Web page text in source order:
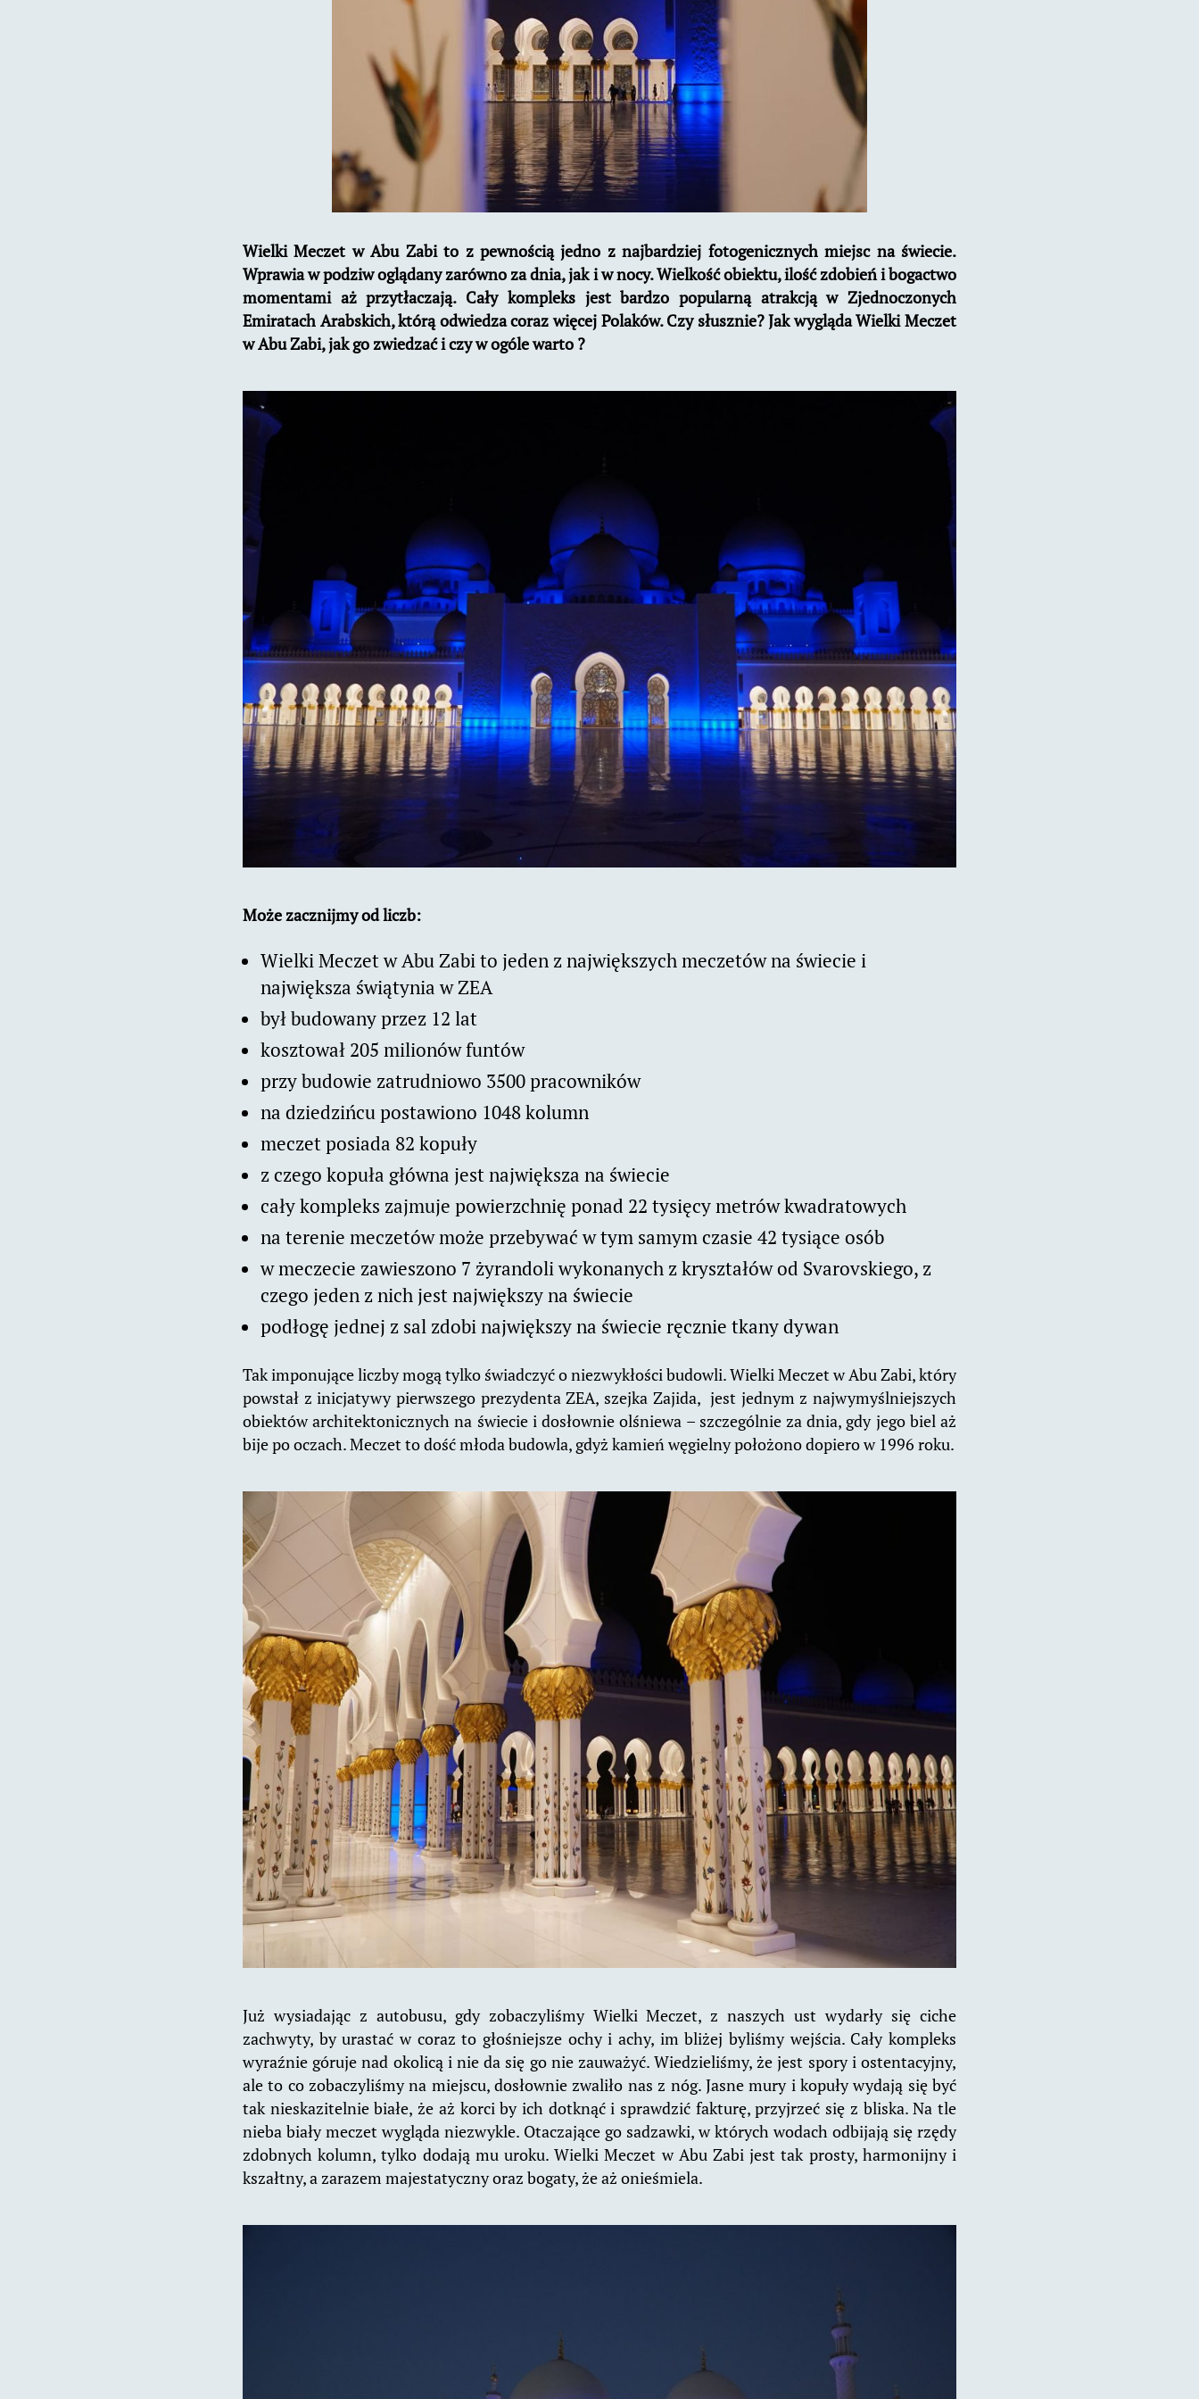
Wielki Meczet w Abu Zabi to z pewnością jedno z najbardziej fotogenicznych miejsc na świecie.
Wprawia w podziw oglądany zarówno za dnia, jak i w nocy. Wielkość obiektu, ilość zdobień i bogactwo
momentami aż przytłaczają. Cały kompleks jest bardzo popularną atrakcją w Zjednoczonych
Emiratach Arabskich, którą odwiedza coraz więcej Polaków. Czy słusznie? Jak wygląda Wielki Meczet
w Abu Zabi, jak go zwiedzać i czy w ogóle warto ?
Może zacznijmy od liczb:
Wielki Meczet w Abu Zabi to jeden z największych meczetów na świecie i
największa świątynia w ZEA
był budowany przez 12 lat
kosztował 205 milionów funtów
przy budowie zatrudniowo 3500 pracowników
na dziedzińcu postawiono 1048 kolumn
meczet posiada 82 kopuły
z czego kopuła główna jest największa na świecie
cały kompleks zajmuje powierzchnię ponad 22 tysięcy metrów kwadratowych
na terenie meczetów może przebywać w tym samym czasie 42 tysiące osób
w meczecie zawieszono 7 żyrandoli wykonanych z kryształów od Svarovskiego, z
czego jeden z nich jest największy na świecie
podłogę jednej z sal zdobi największy na świecie ręcznie tkany dywan
Tak imponujące liczby mogą tylko świadczyć o niezwykłości budowli. Wielki Meczet w Abu Zabi, który
powstał z inicjatywy pierwszego prezydenta ZEA, szejka Zajida, jest jednym z najwymyślniejszych
obiektów architektonicznych na świecie i dosłownie olśniewa – szczególnie za dnia, gdy jego biel aż
bije po oczach. Meczet to dość młoda budowla, gdyż kamień węgielny położono dopiero w 1996 roku.
Już wysiadając z autobusu, gdy zobaczyliśmy Wielki Meczet, z naszych ust wydarły się ciche
zachwyty, by urastać w coraz to głośniejsze ochy i achy, im bliżej byliśmy wejścia. Cały kompleks
wyraźnie góruje nad okolicą i nie da się go nie zauważyć. Wiedzieliśmy, że jest spory i ostentacyjny,
ale to co zobaczyliśmy na miejscu, dosłownie zwaliło nas z nóg. Jasne mury i kopuły wydają się być
tak nieskazitelnie białe, że aż korci by ich dotknąć i sprawdzić fakturę, przyjrzeć się z bliska. Na tle
nieba biały meczet wygląda niezwykle. Otaczające go sadzawki, w których wodach odbijają się rzędy
zdobnych kolumn, tylko dodają mu uroku. Wielki Meczet w Abu Zabi jest tak prosty, harmonijny i
kszałtny, a zarazem majestatyczny oraz bogaty, że aż onieśmiela.